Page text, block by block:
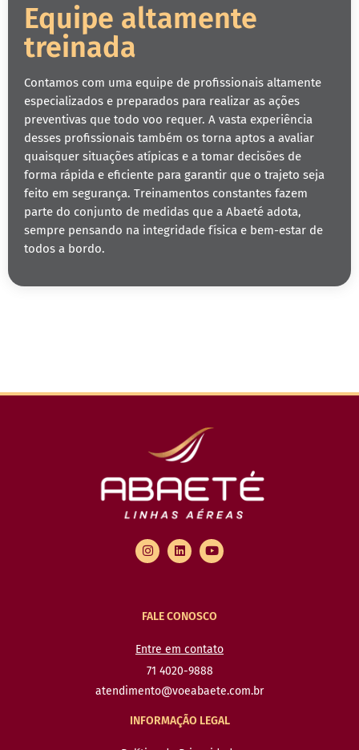
Equipe altamente
treinada
Contamos com uma equipe de profissionais altamente
especializados e preparados para realizar as ações
preventivas que todo voo requer. A vasta experiência
desses profissionais também os torna aptos a avaliar
quaisquer situações atípicas e a tomar decisões de
forma rápida e eficiente para garantir que o trajeto seja
feito em segurança. Treinamentos constantes fazem
parte do conjunto de medidas que a Abaeté adota,
sempre pensando na integridade física e bem-estar de
todos a bordo.
FALE CONOSCO
Entre em contato
71 4020-9888
atendimento@voeabaete.com.br
INFORMAÇÃO LEGAL